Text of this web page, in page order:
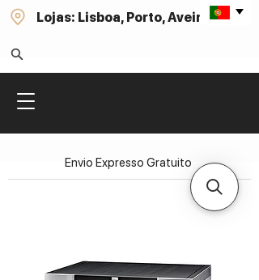
Lojas: Lisboa, Porto, Aveiro
Envio Expresso Gratuito